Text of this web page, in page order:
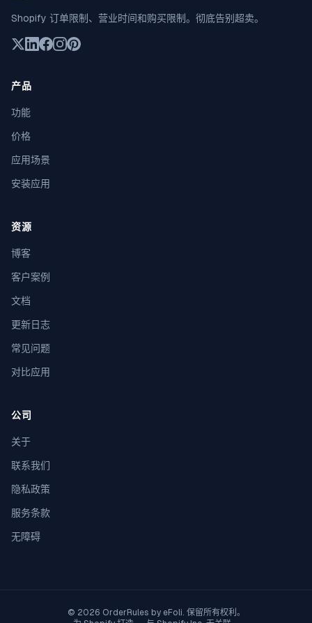
Shopify 订单限制、营业时间和购买限制。彻底告别超卖。
产品
功能
价格
应用场景
安装应用
资源
博客
客户案例
文档
更新日志
常见问题
对比应用
公司
关于
联系我们
隐私政策
服务条款
无障碍
© 2026 OrderRules by eFoli. 保留所有权利。